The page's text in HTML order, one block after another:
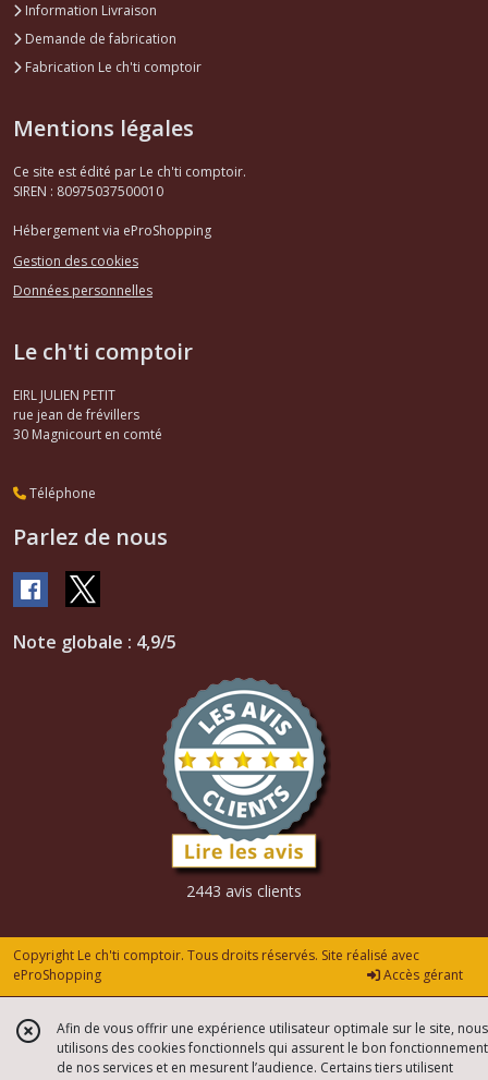
Information Livraison
Demande de fabrication
Fabrication Le ch'ti comptoir
Mentions légales
Ce site est édité par Le ch'ti comptoir.
SIREN : 80975037500010
Hébergement via eProShopping
Gestion des cookies
Données personnelles
Le ch'ti comptoir
EIRL JULIEN PETIT
rue jean de frévillers
30 Magnicourt en comté
Téléphone
Parlez de nous
Note globale : 4,9/5
2443 avis clients
Copyright Le ch'ti comptoir. Tous droits réservés. Site réalisé avec
eProShopping
Accès gérant
Afin de vous offrir une expérience utilisateur optimale sur le site, nous
utilisons des cookies fonctionnels qui assurent le bon fonctionnement
de nos services et en mesurent l’audience. Certains tiers utilisent